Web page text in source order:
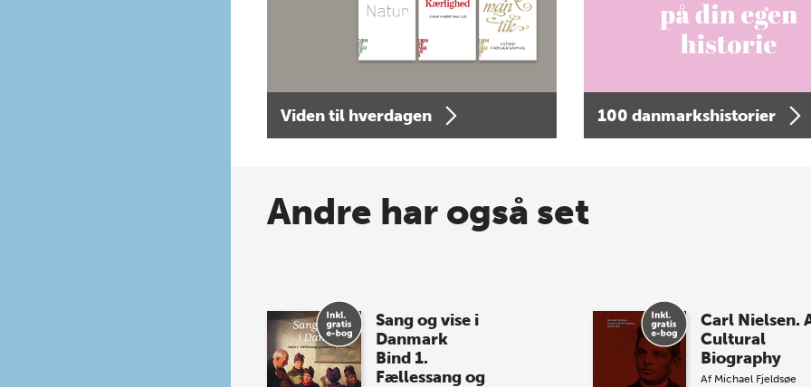
Viden til hverdagen 100 danmarkshistorier
Andre har også set
Sang og vise i
Danmark
Bind 1.
Fællessang og
Carl Nielsen.
Cultural
Biography
Af Michael Fjeldsøe